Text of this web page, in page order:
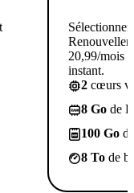
Sélectionner
20,99/mois
instant.
2 cœurs
8 Go de
100 Go
8 To de